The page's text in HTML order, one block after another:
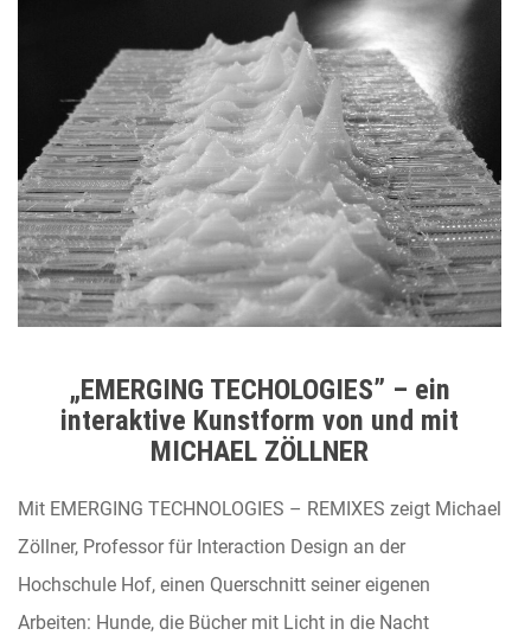
„EMERGING TECHOLOGIES” – ein
interaktive Kunstform von und mit
MICHAEL ZÖLLNER
Mit EMERGING TECHNOLOGIES – REMIXES zeigt Michael
Zöllner, Professor für Interaction Design an der
Hochschule Hof, einen Querschnitt seiner eigenen
Arbeiten: Hunde, die Bücher mit Licht in die Nacht